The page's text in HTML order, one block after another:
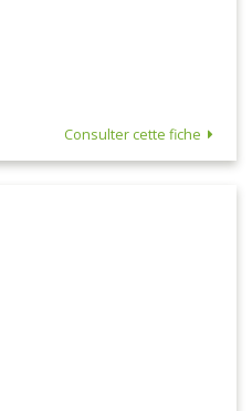
Consulter cette fiche